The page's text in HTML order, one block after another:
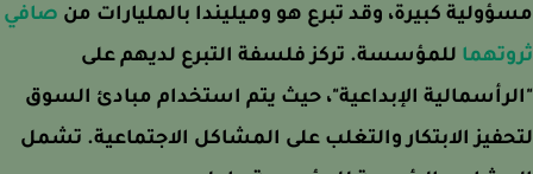
كبيرة، وقد تبرع هو وميليندا بالمليارات منصافي
للمؤسسة. تركز فلسفة التبرع لديهم على
الإبداعية"، حيث يتم استخدام مبادئ السوق
الابتكار والتغلب على المشاكل الاجتماعية. تشمل